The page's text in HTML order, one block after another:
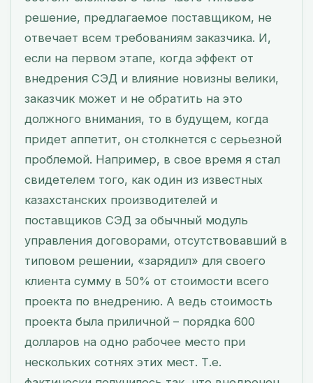
решение, предлагаемое поставщиком, не
отвечает всем требованиям заказчика. И,
если на первом этапе, когда эффект от
внедрения СЭД и влияние новизны велики,
заказчик может и не обратить на это
должного внимания, то в будущем, когда
придет аппетит, он столкнется с серьезной
проблемой. Например, в свое время я стал
свидетелем того, как один из известных
казахстанских производителей и
поставщиков СЭД за обычный модуль
управления договорами, отсутствовавший в
типовом решении, «зарядил» для своего
клиента сумму в 50% от стоимости всего
проекта по внедрению. А ведь стоимость
проекта была приличной – порядка 600
долларов на одно рабочее место при
нескольких сотнях этих мест. Т.е.